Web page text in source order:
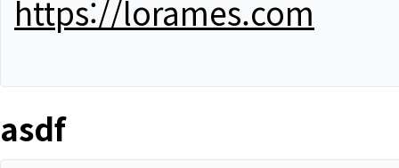
https://lorames.com
asdf